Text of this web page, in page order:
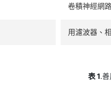
卷積神經網
用濾波器、
表 1.